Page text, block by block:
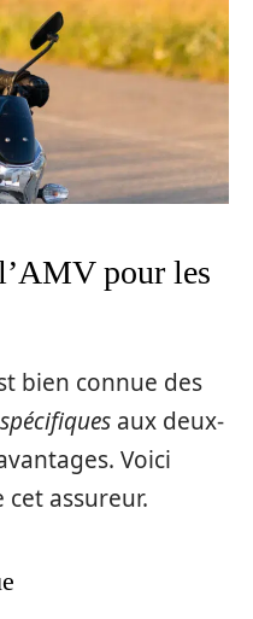
pour les
bien connue des
aux deux-
Voici
assureur.